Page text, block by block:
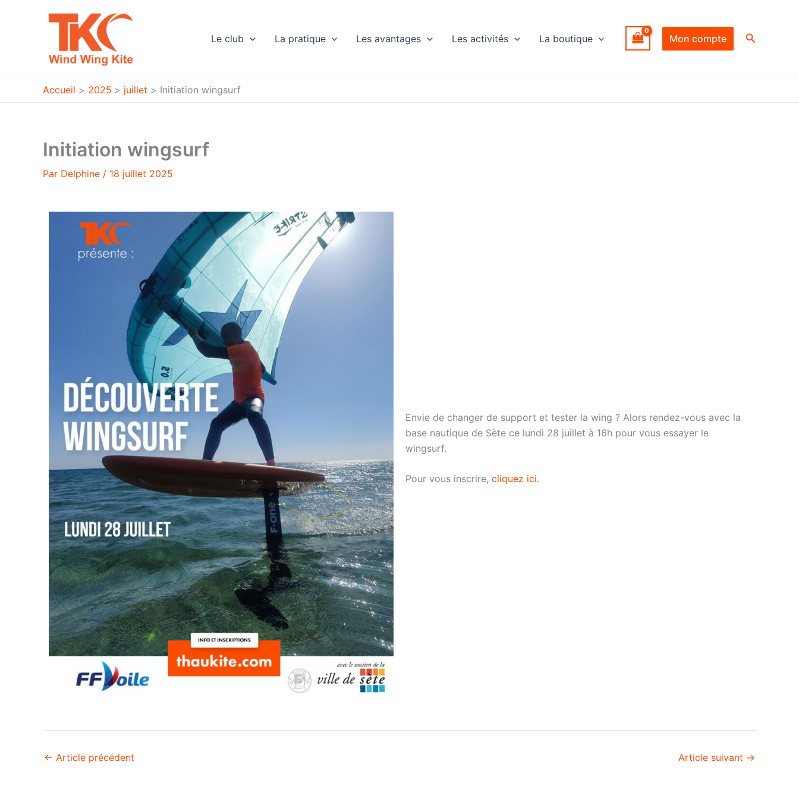
Le club La pratique Les avantages Les activités La boutique Mon compte
Accueil 2025 juillet Initiation wingsurf
Initiation wingsurf
Par Delphine / 18 juillet 2025
Envie de changer de support et tester la wing ? Alors rendez-vous avec la
base nautique de Sète ce lundi 28 juillet à 16h pour vous essayer le
wingsurf.
Pour vous inscrire, cliquez ici.
← Article précédent Article suivant →